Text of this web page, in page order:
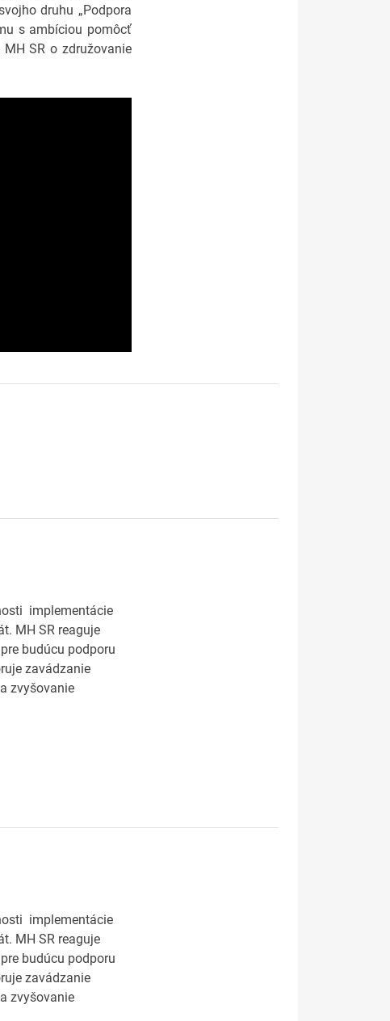
druhu „Podpora
s ambíciou pomôcť
SR o združovanie
implementácie
MH SR reaguje
budúcu podporu
zavádzanie
zvyšovanie
implementácie
MH SR reaguje
budúcu podporu
zavádzanie
zvyšovanie